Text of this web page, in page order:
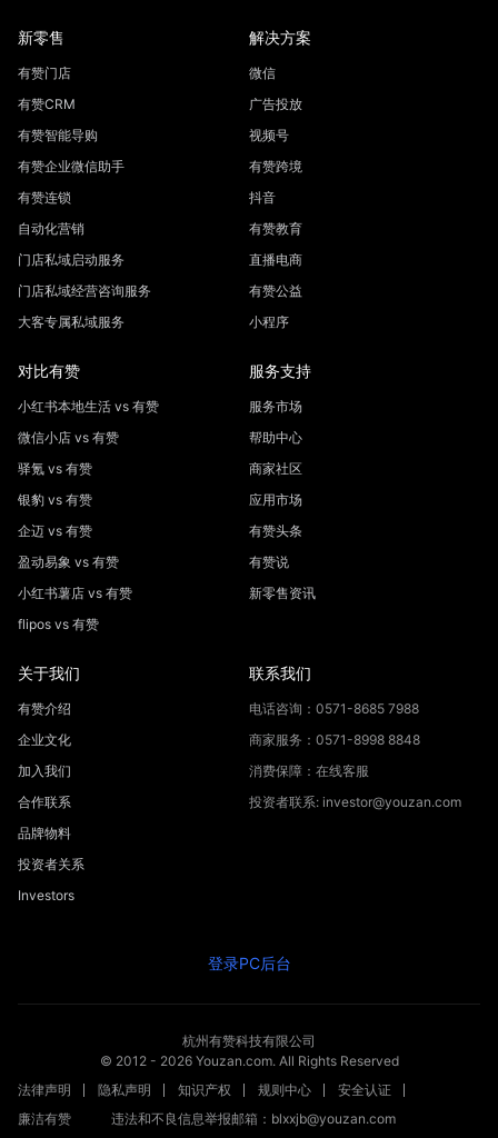
新零售
有赞门店
有赞CRM
有赞智能导购
有赞企业微信助手
有赞连锁
自动化营销
门店私域启动服务
门店私域经营咨询服务
大客专属私域服务
解决方案
微信
广告投放
视频号
有赞跨境
抖音
有赞教育
直播电商
有赞公益
小程序
对比有赞
小红书本地生活 vs 有赞
微信小店 vs 有赞
驿氪 vs 有赞
银豹 vs 有赞
企迈 vs 有赞
盈动易象 vs 有赞
小红书薯店 vs 有赞
flipos vs 有赞
服务支持
服务市场
帮助中心
商家社区
应用市场
有赞头条
有赞说
新零售资讯
关于我们
有赞介绍
企业文化
加入我们
合作联系
品牌物料
投资者关系
Investors
联系我们
电话咨询：0571-8685 7988
商家服务：0571-8998 8848
消费保障：在线客服
投资者联系: investor@youzan.com
登录PC后台
杭州有赞科技有限公司
© 2012 - 2026Youzan.com. All Rights Reserved
法律声明
隐私声明 知识产权 规则中心
安全认证
廉洁有赞
违法和不良信息举报邮箱：blxxjb@youzan.com